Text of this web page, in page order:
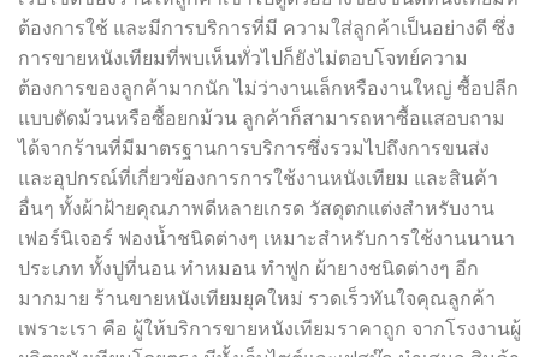
ต้องการใช้ และมีการบริการที่มี ความใส่ลูกค้าเป็นอย่างดี ซึ่ง
การขายหนังเทียมที่พบเห็นทั่วไปก็ยังไม่ตอบโจทย์ความ
ต้องการของลูกค้ามากนัก ไม่ว่างานเล็กหรืองานใหญ่ ซื้อปลีก
แบบตัดม้วนหรือซื้อยกม้วน ลูกค้าก็สามารถหาซื้อแสอบถาม
ได้จากร้านที่มีมาตรฐานการบริการซึ่งรวมไปถึงการขนส่ง
และอุปกรณ์ที่เกี่ยวข้องการการใช้งานหนังเทียม และสินค้า
อื่นๆ ทั้งผ้าฝ้ายคุณภาพดีหลายเกรด วัสดุตกแต่งสำหรับงาน
เฟอร์นิเจอร์ ฟองน้ำชนิดต่างๆ เหมาะสำหรับการใช้งานนานา
ประเภท ทั้งปูที่นอน ทำหมอน ทำฟูก ผ้ายางชนิดต่างๆ อีก
มากมาย ร้านขายหนังเทียมยุคใหม่ รวดเร็วทันใจคุณลูกค้า
เพราะเรา คือ ผู้ให้บริการขายหนังเทียมราคาถูก จากโรงงานผู้